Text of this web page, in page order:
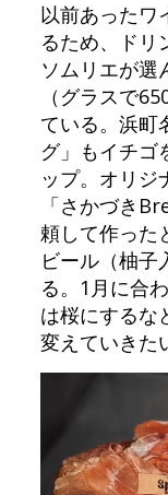
以前あったワ
るため、ドリ
ソムリエが選
（グラスで
ている。浜町
グ」もイチゴ
ップ。オリジ
「さかづき
頼して作った
ビール（柚子
る。1月に合
は桜にするな
変えていきた